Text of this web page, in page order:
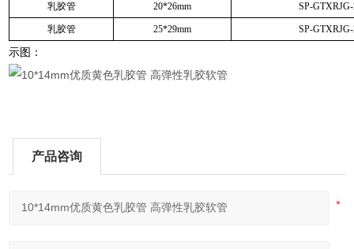
乳胶管 20*26mm SP-
乳胶管 25*29mm SP-
示图：
产品咨询